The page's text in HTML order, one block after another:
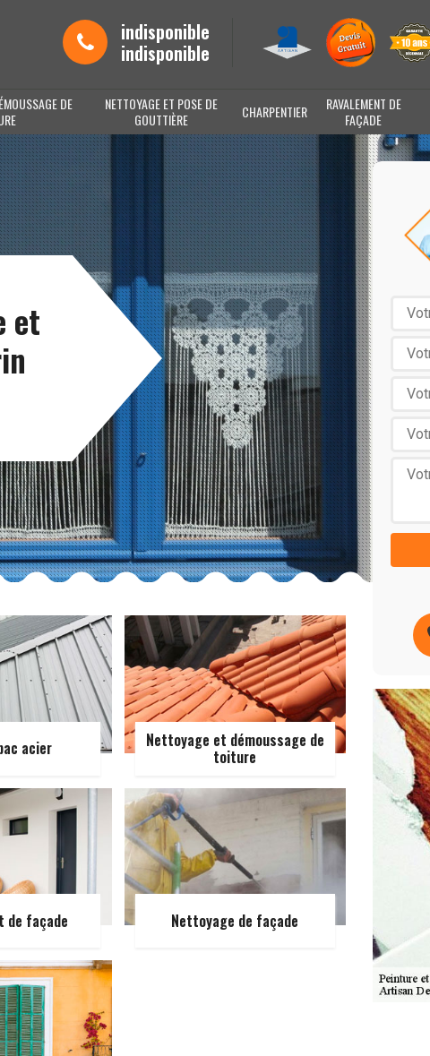
indisponible
indisponible
DE
NETTOYAGE ET POSE DE
GOUTTIÈRE
CHARPENTIER
RAVALEMENT DE
FAÇADE
et
acier Nettoyage et démoussage de
toiture
de façade Nettoyage de façade